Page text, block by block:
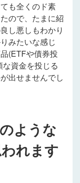
も全くのド素
ので、たまに紹
し悪しもわかり
みたいな感じ
(ETFや債券投
資金を投じる
出せませんでし
ような
れます